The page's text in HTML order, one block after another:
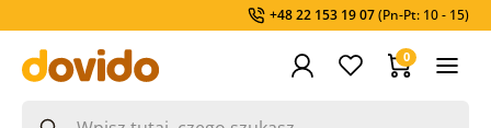
+48 22 153 19 07(Pn-Pt: 10 - 15)
0